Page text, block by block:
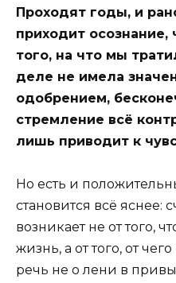
Проходят годы, и
приходит осознание,
того, на что мы
деле не имела
одобрением,
стремление всё
лишь приводит к
Но есть и
становится всё яснее:
возникает не от того,
жизнь, а от того, от
речь не о лени в